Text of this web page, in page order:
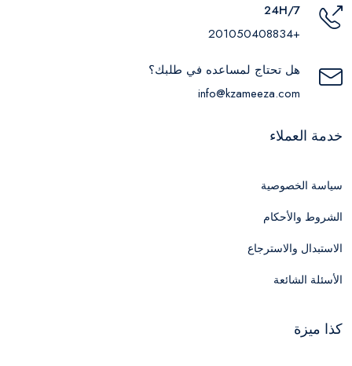
24H/7
+201050408834
هل تحتاج لمساعده في طلبك؟
info@kzameeza.com
خدمة العملاء
سياسة الخصوصية
الشروط والأحكام
الاستبدال والاسترجاع
الأسئلة الشائعة
كذا ميزة